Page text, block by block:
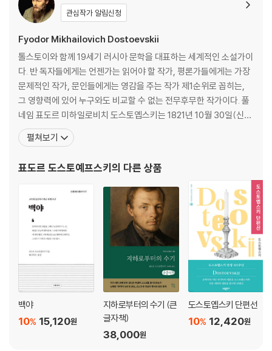
제1부
제2부
제3부
제4부
해설
지은이에 대해
관심작가 알림신청
Fyodor Mikhailovich Dostoevskii
톨스토이와 함께 19세기 러시아 문학을 대표하는 세계적인 소설가이
다. 반 독자들에게는 언젠가는 읽어야 할 작가, 평론가들에게는 가장
문제적인 작가, 문인들에게는 영감을 주는 작가 제1순위로 꼽히는,
그 영향력에 있어 누구와도 비교할 수 없는 전무후무한 작가이다. 풀
네임 표도르 미하일로비치 도스토옙스키는 1821년 10월 30일(신력
으로는 11월 11일) 군의관이었던 미하일 안드레예비치의 둘째 아들
로 태어났다. 그의 아버지는 모스크바 빈민 병원에서 일했으며, 잔인
머니와는 달리, 잔혹한 아버지의 이미지는 도스토옙스키에
펼쳐보기
표도르 도스토예프스키의 다른 상품
백야
15,120원
10%
지하로부터의 수기 (큰
글자책)
38,000원
도스토옙스키 단편선
12,420원
10%